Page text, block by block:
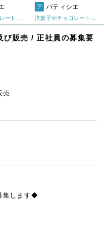
ア パティシエ
び販売 / 正社員の募集要
売
集します◆